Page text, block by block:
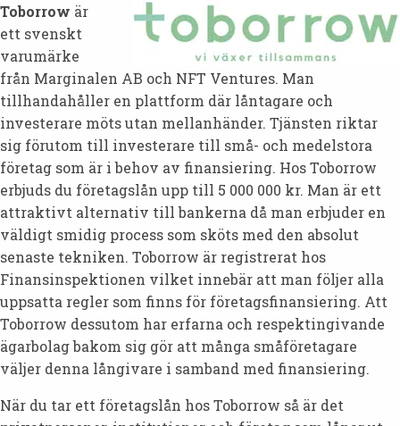
Toborrow är
ett svenskt
varumärke
från Marginalen AB och NFT Ventures. Man
tillhandahåller en plattform där låntagare och
investerare möts utan mellanhänder. Tjänsten riktar
sig förutom till investerare till små- och medelstora
företag som är i behov av finansiering. Hos Toborrow
erbjuds du företagslån upp till 5 000 000 kr. Man är ett
attraktivt alternativ till bankerna då man erbjuder en
väldigt smidig process som sköts med den absolut
senaste tekniken. Toborrow är registrerat hos
Finansinspektionen vilket innebär att man följer alla
uppsatta regler som finns för företagsfinansiering. Att
Toborrow dessutom har erfarna och respektingivande
ägarbolag bakom sig gör att många småföretagare
väljer denna långivare i samband med finansiering.
När du tar ett företagslån hos Toborrow så är det